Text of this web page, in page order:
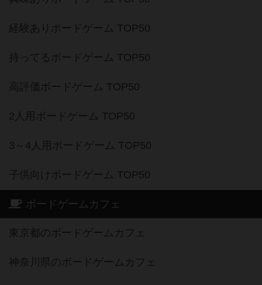
経験ありボードゲーム TOP50
持ってるボードゲーム TOP50
高評価ボードゲーム TOP50
2人用ボードゲーム TOP50
3～4人用ボードゲーム TOP50
子供向けボードゲーム TOP50
ボードゲームカフェ
東京都のボードゲームカフェ
神奈川県のボードゲームカフェ